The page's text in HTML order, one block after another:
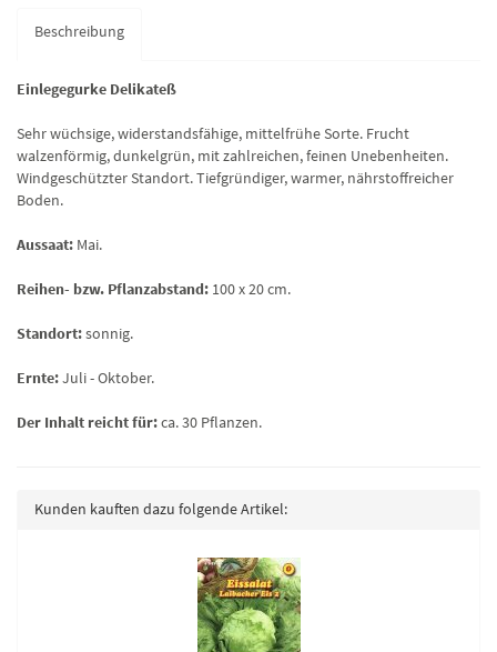
Beschreibung
Einlegegurke Delikateß
Sehr wüchsige, widerstandsfähige, mittelfrühe Sorte. Frucht
walzenförmig, dunkelgrün, mit zahlreichen, feinen Unebenheiten.
Windgeschützter Standort. Tiefgründiger, warmer, nährstoffreicher
Boden.
Aussaat: Mai.
Reihen- bzw. Pflanzabstand: 100 x 20 cm.
Standort:sonnig.
Ernte:Juli - Oktober.
Der Inhalt reicht für:ca. 30 Pflanzen.
Kunden kauften dazu folgende Artikel: